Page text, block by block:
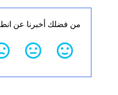
من فضلك أخبرنا عن